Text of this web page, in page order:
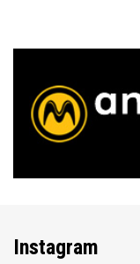
Instagram